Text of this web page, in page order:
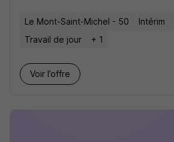
Le Mont-Saint-Michel - 50 Intérim
Travail de jour
+ 1
Voir l’offre